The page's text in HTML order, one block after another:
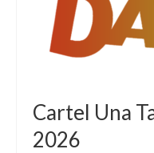
Cartel Una
2026